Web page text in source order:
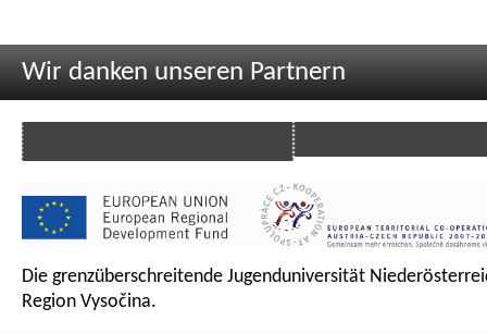
Wir danken unseren Partnern
Die grenzüberschreitende Jugenduniversität
Region Vysočina.